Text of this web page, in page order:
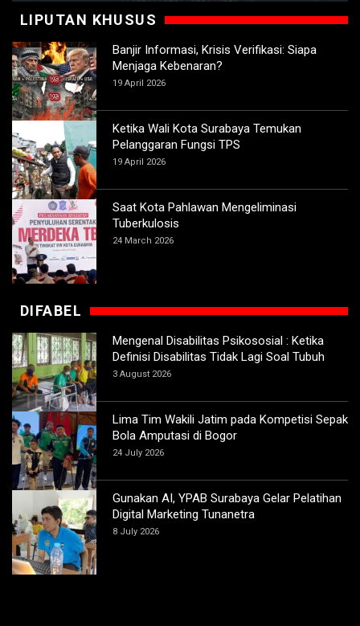
LIPUTAN KHUSUS
Banjir Informasi, Krisis Verifikasi: Siapa
Menjaga Kebenaran?
19 April 2026
Ketika Wali Kota Surabaya Temukan
Pelanggaran Fungsi TPS
19 April 2026
Saat Kota Pahlawan Mengeliminasi
Tuberkulosis
24 March 2026
DIFABEL
Mengenal Disabilitas Psikososial : Ketika
Definisi Disabilitas Tidak Lagi Soal Tubuh
3 August 2026
Lima Tim Wakili Jatim pada Kompetisi Sepak
Bola Amputasi di Bogor
24 July 2026
Gunakan AI, YPAB Surabaya Gelar Pelatihan
Digital Marketing Tunanetra
8 July 2026